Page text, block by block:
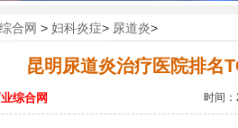
合网 > 妇科炎症> 尿道炎>
昆明尿道炎治疗医院排名
综合网 时间